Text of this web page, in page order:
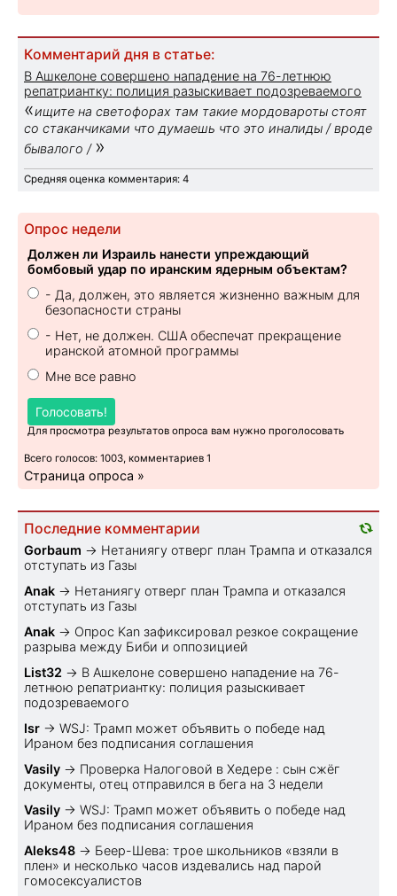
Комментарий дня в статье:
В Ашкелоне совершено нападение на 76-летнюю
репатриантку: полиция разыскивает подозреваемого
«ищите на светофорах там такие мордовароты стоят
со стаканчиками что думаешь что это иналиды / вроде
бывалого / »
Средняя оценка комментария: 4
Опрос недели
Должен ли Израиль нанести упреждающий
бомбовый удар по иранским ядерным объектам?
- Да, должен, это является жизненно важным для
безопасности страны
- Нет, не должен. США обеспечат прекращение
иранской атомной программы
Мне все равно
Голосовать!
Для просмотра результатов опроса вам нужно проголосовать
Всего голосов: 1003, комментариев 1
Страница опроса »
Последние комментарии
Gorbaum → Нетаниягу отверг план Трампа и отказался
отступать из Газы
Anak → Нетаниягу отверг план Трампа и отказался
отступать из Газы
Anak → Опрос Kan зафиксировал резкое сокращение
разрыва между Биби и оппозицией
List32 → В Ашкелоне совершено нападение на 76-
летнюю репатриантку: полиция разыскивает
подозреваемого
Isr → WSJ: Трамп может объявить о победе над
Ираном без подписания соглашения
Vasily → Проверка Налоговой в Хедере : сын сжёг
документы, отец отправился в бега на 3 недели
Vasily → WSJ: Трамп может объявить о победе над
Ираном без подписания соглашения
Aleks48 → Беер-Шева: трое школьников «взяли в
плен» и несколько часов издевались над парой
гомосексуалистов